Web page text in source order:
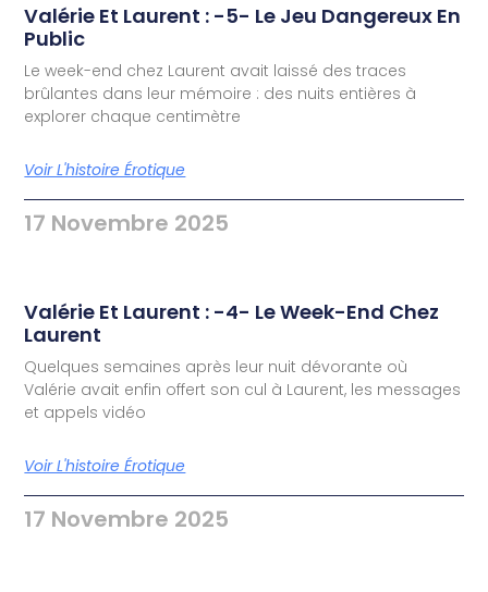
Valérie Et Laurent : -5- Le Jeu Dangereux En
Public
Le week-end chez Laurent avait laissé des traces
brûlantes dans leur mémoire : des nuits entières à
explorer chaque centimètre
Voir L'histoire Érotique
17 Novembre 2025
Valérie Et Laurent : -4- Le Week-End Chez
Laurent
Quelques semaines après leur nuit dévorante où
Valérie avait enfin offert son cul à Laurent, les messages
et appels vidéo
Voir L'histoire Érotique
17 Novembre 2025